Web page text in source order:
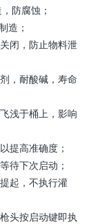
防腐蚀；
造；
闭，防止物料泄
，耐酸碱，寿命
浅于桶上，影响
提高准确度；
待下次启动；
起，不执行灌
头按启动键即执